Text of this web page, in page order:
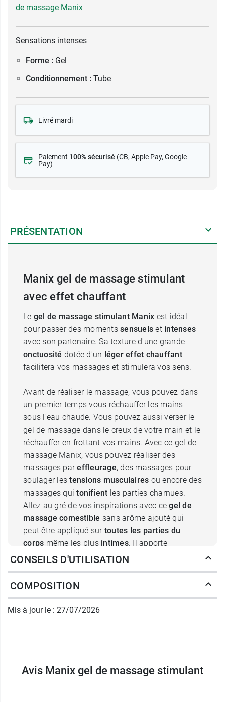
de massage Manix
Sensations intenses
Forme : Gel
Conditionnement : Tube
Livré mardi
Paiement 100% sécurisé (CB, Apple Pay, Google
Pay)
PRÉSENTATION
Manix gel de massage stimulant
avec effet chauffant
Le gel de massage stimulant Manix est idéal
pour passer des moments sensuels et intenses
avec son partenaire. Sa texture d'une grande
onctuosité dotée d'un léger effet chauffant
facilitera vos massages et stimulera vos sens.
Avant de réaliser le massage, vous pouvez dans
un premier temps vous réchauffer les mains
sous l'eau chaude. Vous pouvez aussi verser le
gel de massage dans le creux de votre main et le
réchauffer en frottant vos mains. Avec ce gel de
massage Manix, vous pouvez réaliser des
massages pareffleurage, des massages pour
soulager lestensions musculaires ou encore des
massages quitonifient les parties charnues.
Allez au gré de vos inspirations avec cegel de
massage comestible sans arôme ajouté qui
peut être appliqué sur toutes les parties du
corps même les plus intimes. Il apporte
hydratationetdouceuret convient pour des
massage stimulant Manix offre une formule au
caoutchouc naturel ainsi que ceux en
CONSEILS D'UTILISATION
COMPOSITION
Mis à jour le : 27/07/2026
Avis Manix gel de massage stimulant